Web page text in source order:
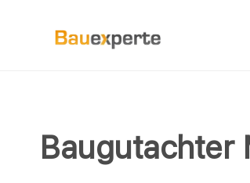
Baugutachter